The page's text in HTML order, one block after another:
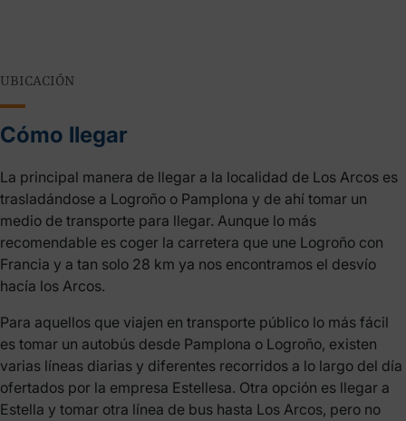
UBICACIÓN
Cómo llegar
La principal manera de llegar a la localidad de Los Arcos es
trasladándose a Logroño o Pamplona y de ahí tomar un
medio de transporte para llegar. Aunque lo más
recomendable es coger la carretera que une Logroño con
Francia y a tan solo 28 km ya nos encontramos el desvío
hacía los Arcos.
Para aquellos que viajen en transporte público lo más fácil
es tomar un autobús desde Pamplona o Logroño, existen
varias líneas diarias y diferentes recorridos a lo largo del día
ofertados por la empresa Estellesa. Otra opción es llegar a
Estella y tomar otra línea de bus hasta Los Arcos, pero no